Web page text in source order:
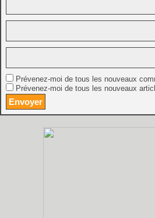
Prévenez-moi de tous les nouveaux
Prévenez-moi de tous les nouveaux